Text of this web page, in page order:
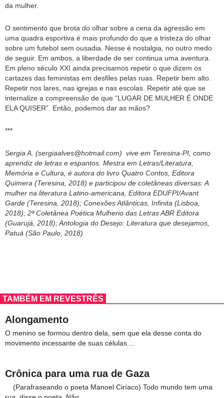
da mulher.
O sentimento que brota do olhar sobre a cena da agressão em
uma quadra esportiva é mais profundo do que a tristeza do olhar
sobre um futebol sem ousadia. Nesse é nostalgia, no outro medo
de seguir. Em ambos, a liberdade de ser continua uma aventura.
Em pleno século XXI ainda precisamos repetir o que dizem os
cartazes das feministas em desfiles pelas ruas. Repetir bem alto.
Repetir nos lares, nas igrejas e nas escolas. Repetir até que se
internalize a compreensão de que “LUGAR DE MULHER É ONDE
ELA QUISER”. Então, podemos dar as mãos?
***
Sergia A. (sergiaalves@hotmail.com) vive em Teresina-PI, como
aprendiz de letras e espantos. Mestra em Letras/Literatura,
Memória e Cultura, é autora do livro Quatro Contos, Editora
Quimera (Teresina, 2018) e participou de coletâneas diversas: A
mulher na literatura Latino-americana, Editora EDUFPI/Avant
Garde (Teresina, 2018); Conexões Atlânticas, Infinita (Lisboa,
2018); 2ª Coletânea Poética Mulherio das Letras ABR Editora
(Guarujá, 2018); Antologia do Desejo: Literatura que desejamos,
Patuá (São Paulo, 2018)
TAMBÉM EM REVESTRÉS
Alongamento
O menino se formou dentro dela, sem que ela desse conta do
movimento incessante de suas células....
Crônica para uma rua de Gaza
(Parafraseando o poeta Manoel Ciríaco) Todo mundo tem uma